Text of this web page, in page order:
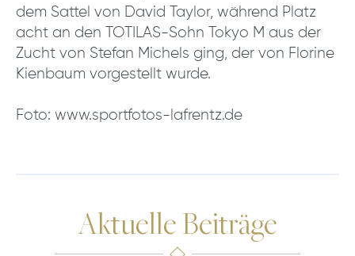
dem Sattel von David Taylor, während Platz
acht an den TOTILAS-Sohn Tokyo M aus der
Zucht von Stefan Michels ging, der von Florine
Kienbaum vorgestellt wurde.
Foto: www.sportfotos-lafrentz.de
Aktuelle Beiträge